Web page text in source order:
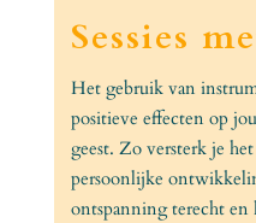
Sessies
Het gebruik van
positieve effecten op
geest. Zo versterk je
persoonlijke
ontspanning terecht